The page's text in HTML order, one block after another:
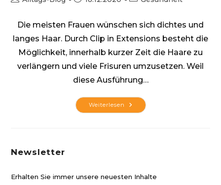
Die meisten Frauen wünschen sich dichtes und
langes Haar. Durch Clip in Extensions besteht die
Möglichkeit, innerhalb kurzer Zeit die Haare zu
verlängern und viele Frisuren umzusetzen. Weil
diese Ausführung…
Weiterlesen So
Wird
Newsletter
Erhalten Sie immer unsere neuesten Inhalte